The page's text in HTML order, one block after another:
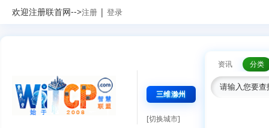
欢迎注册联首网-->注册 | 登录
三维滁州
[切换城市]
资讯 分类